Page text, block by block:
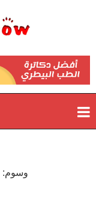
وسوم: